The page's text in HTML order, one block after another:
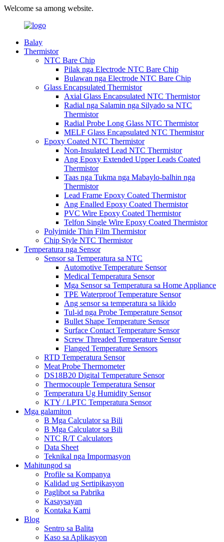
Welcome sa among website.
Balay
Thermistor
NTC Bare Chip
Pilak nga Electrode NTC Bare Chip
Bulawan nga Electrode NTC Bare Chip
Glass Encapsulated Thermistor
Axial Glass Encapsulated NTC Thermistor
Radial nga Salamin nga Silyado sa NTC
Thermistor
Radial Probe Long Glass NTC Thermistor
MELF Glass Encapsulated NTC Thermistor
Epoxy Coated NTC Thermistor
Non-Insulated Lead NTC Thermistor
Ang Epoxy Extended Upper Leads Coated
Thermistor
Taas nga Tukma nga Mabaylo-balhin nga
Thermistor
Lead Frame Epoxy Coated Thermistor
Ang Enalled Epoxy Coated Thermistor
PVC Wire Epoxy Coated Thermistor
Telfon Single Wire Epoxy Coated Thermistor
Polyimide Thin Film Thermistor
Chip Style NTC Thermistor
Temperatura nga Sensor
Sensor sa Temperatura sa NTC
Automotive Temperature Sensor
Medical Temperatura Sensor
Mga Sensor sa Temperatura sa Home Appliance
TPE Waterproof Temperature Sensor
Ang sensor sa temperatura sa likido
Tul-id nga Probe Temperature Sensor
Bullet Shape Temperature Sensor
Surface Contact Temperature Sensor
Screw Threaded Temperature Sensor
Flanged Temperature Sensors
RTD Temperatura Sensor
Meat Probe Thermometer
DS18B20 Digital Temperature Sensor
Thermocouple Temperatura Sensor
Temperatura Ug Humidity Sensor
KTY / LPTC Temperatura Sensor
Mga galamiton
B Mga Calculator sa Bili
B Mga Calculator sa Bili
NTC R/T Calculators
Data Sheet
Teknikal nga Impormasyon
Mahitungod sa
Profile sa Kompanya
Kalidad ug Sertipikasyon
Paglibot sa Pabrika
Kasaysayan
Kontaka Kami
Blog
Sentro sa Balita
Kaso sa Aplikasyon